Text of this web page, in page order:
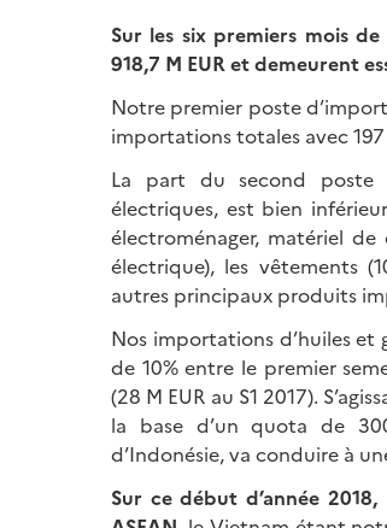
Sur les six premiers mois
918,7 M EUR et demeurent
Notre premier poste
importations totales avec 197
La part du second poste
électriques, est bien
électroménager, matériel
électrique), les vêtements
autres principaux produits
Nos importations d’huiles et
de 10% entre le premier
(28 M EUR au S1 2017).
la base d’un quota de
d’Indonésie, va conduire à
Sur ce début d’année 2018,